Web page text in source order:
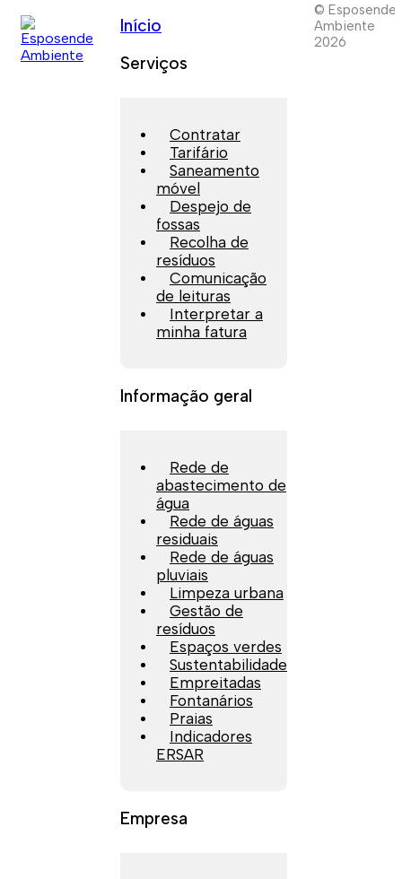
Início
Serviços
Contratar
Tarifário
Saneamento
móvel
Despejo de
fossas
Recolha de
resíduos
Comunicação
de leituras
Interpretar a
minha fatura
Informação geral
Rede de
abastecimento de
água
Rede de águas
residuais
Rede de águas
pluviais
Limpeza urbana
Gestão de
resíduos
Espaços verdes
Sustentabilidade
Empreitadas
Fontanários
Praias
Indicadores
ERSAR
Empresa
© Esposende
Ambiente
2026